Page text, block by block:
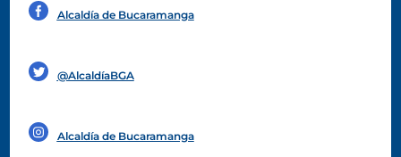
Alcaldía de Bucaramanga
@AlcaldíaBGA
Alcaldía de Bucaramanga